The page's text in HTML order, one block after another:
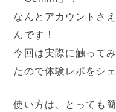
なんとアカウントさ
んです！
今回は実際に触って
たので体験レポをシ
使い方は、とっても